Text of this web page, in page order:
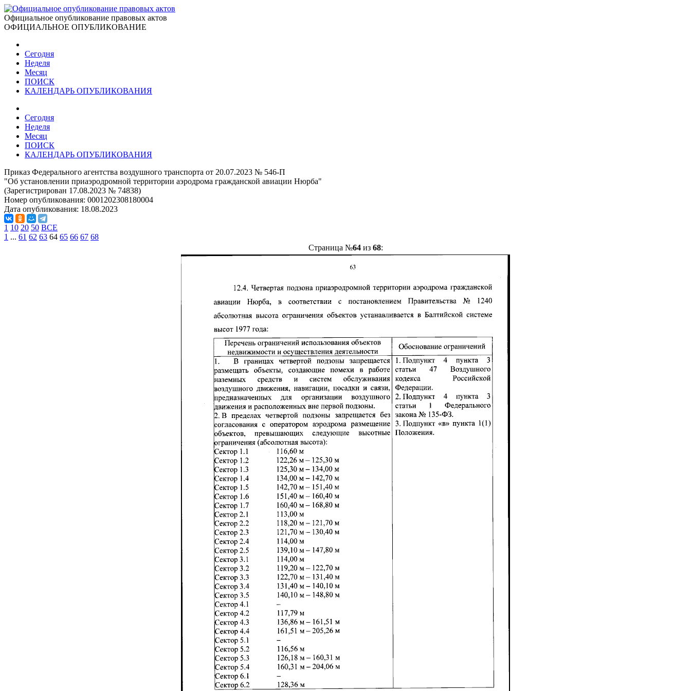
Официальное опубликование правовых актов
ОФИЦИАЛЬНОЕ ОПУБЛИКОВАНИЕ
Сегодня
Неделя
Месяц
ПОИСК
КАЛЕНДАРЬ ОПУБЛИКОВАНИЯ
Сегодня
Неделя
Месяц
ПОИСК
КАЛЕНДАРЬ ОПУБЛИКОВАНИЯ
Приказ Федерального агентства воздушного транспорта от 20.07.2023 № 546-П
"Об установлении приаэродромной территории аэродрома гражданской авиации Нюрба"
(Зарегистрирован 17.08.2023 № 74838)
Номер опубликования: 0001202308180004
Дата опубликования: 18.08.2023
1 10 20 50 ВСЕ
1 ... 61 62 63 64 65 66 67 68
Страница №64из 68: